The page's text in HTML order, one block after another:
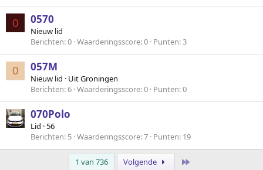
0 0570
Nieuw lid
Berichten 0 Waarderingsscore 0 Punten 3
0 057M
Nieuw lid · UitGroningen
Berichten 6 Waarderingsscore 0 Punten 0
070Polo
Lid ·56
Berichten 5 Waarderingsscore 7 Punten 19
1 van 736 Volgende